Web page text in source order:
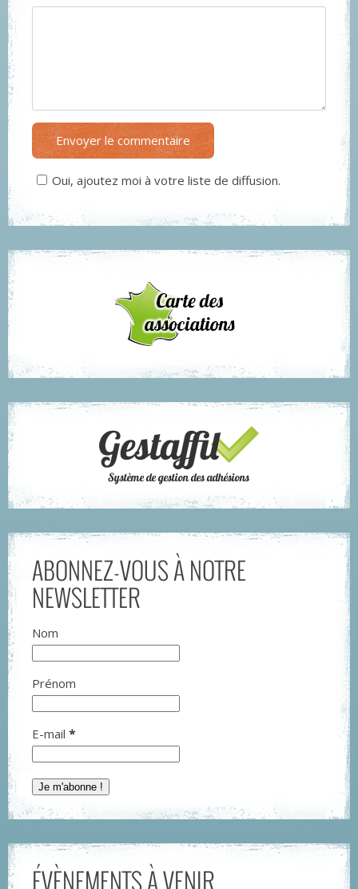
Envoyer le commentaire
Oui, ajoutez moi à votre liste de diffusion.
ABONNEZ-VOUS À NOTRE
NEWSLETTER
Nom
Prénom
E-mail *
ÉVÈNEMENTS À VENIR